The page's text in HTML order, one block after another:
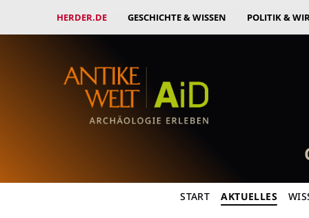
HERDER.DE GESCHICHTE & WISSEN POLITIK &
START AKTUELLES